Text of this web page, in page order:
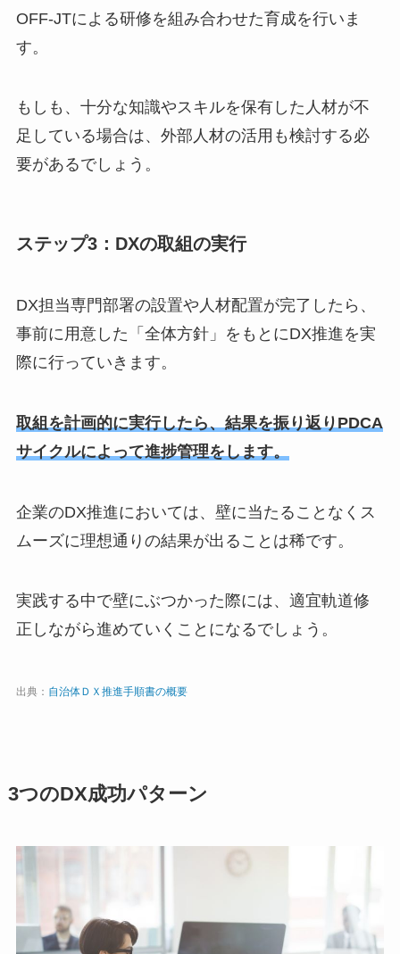
OFF-JTによる研修を組み合わせた育成を行いま
す。
もしも、十分な知識やスキルを保有した人材が不
足している場合は、外部人材の活用も検討する必
要があるでしょう。
ステップ3：DXの取組の実行
DX担当専門部署の設置や人材配置が完了したら、
事前に用意した「全体方針」をもとにDX推進を実
際に行っていきます。
取組を計画的に実行したら、結果を振り返りPDCA
サイクルによって進捗管理をします。
企業のDX推進においては、壁に当たることなくス
ムーズに理想通りの結果が出ることは稀です。
実践する中で壁にぶつかった際には、適宜軌道修
正しながら進めていくことになるでしょう。
出典： 自治体ＤＸ推進手順書の概要
3つのDX成功パターン